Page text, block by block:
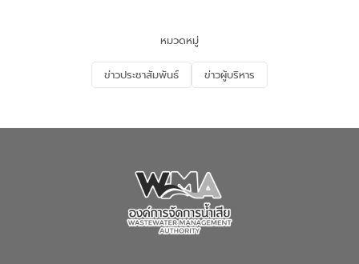
จัดการน้ำเสียและสร้างจิตสำนึกในการ
อนุรักษ์สิ่งแวดล้อม ในหัวข้อ “น้ำเสียชุมชน
และการบำบัดน้ำเสียเบื้องต้น” โดยให้ความรู้
เกี่ยวกับสาเหตุและผลกระทบของน้ำเสีย
ณ เทศบาลตำบลบางเลน จังหวัดนครปฐม
หมวดหมู่
ข่าวประชาสัมพันธ์ ข่าวผู้บริหาร